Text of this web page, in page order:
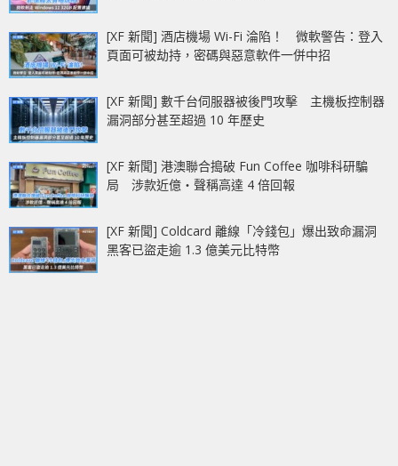
[XF 新聞] 酒店機場 Wi-Fi 淪陷！ 微軟警告：登入
頁面可被劫持，密碼與惡意軟件一併中招
[XF 新聞] 數千台伺服器被後門攻擊 主機板控制器
漏洞部分甚至超過 10 年歷史
[XF 新聞] 港澳聯合搗破 Fun Coffee 咖啡科研騙
局 涉款近億‧聲稱高達 4 倍回報
[XF 新聞] Coldcard 離線「冷錢包」爆出致命漏洞
黑客已盜走逾 1.3 億美元比特幣